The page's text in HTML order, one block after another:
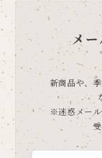
メ
新商品や、
※迷惑メール